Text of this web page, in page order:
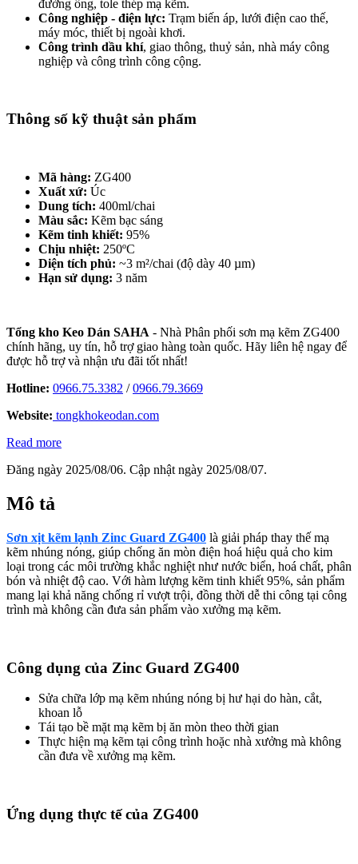
đường ống, tole thép mạ kẽm.
Công nghiệp - điện lực: Trạm biến áp, lưới điện cao thế,
máy móc, thiết bị ngoài khơi.
Công trình dầu khí, giao thông, thuỷ sản, nhà máy công
nghiệp và công trình công cộng.
Thông số kỹ thuật sản phẩm
Mã hàng: ZG400
Xuất xứ: Úc
Dung tích: 400ml/chai
Màu sắc: Kẽm bạc sáng
Kẽm tinh khiết: 95%
Chịu nhiệt: 250ºC
Diện tích phủ: ~3 m²/chai (độ dày 40 µm)
Hạn sử dụng: 3 năm
Tổng kho Keo Dán SAHA - Nhà Phân phối sơn mạ kẽm ZG400
chính hãng, uy tín, hỗ trợ giao hàng toàn quốc. Hãy liên hệ ngay để
được hỗ trợ và nhận ưu đãi tốt nhất!
Hotline: 0966.75.3382 /0966.79.3669
Website: tongkhokeodan.com
Read more
Đăng ngày 2025/08/06. Cập nhật ngày 2025/08/07.
Mô tả
Sơn xịt kẽm lạnh Zinc Guard ZG400 là giải pháp thay thế mạ
kẽm nhúng nóng, giúp chống ăn mòn điện hoá hiệu quả cho kim
loại trong các môi trường khắc nghiệt như nước biển, hoá chất, phân
bón và nhiệt độ cao. Với hàm lượng kẽm tinh khiết 95%, sản phẩm
mang lại khả năng chống rỉ vượt trội, đồng thời dễ thi công tại công
trình mà không cần đưa sản phẩm vào xưởng mạ kẽm.
Công dụng của Zinc Guard ZG400
Sửa chữa lớp mạ kẽm nhúng nóng bị hư hại do hàn, cắt,
khoan lỗ
Tái tạo bề mặt mạ kẽm bị ăn mòn theo thời gian
Thực hiện mạ kẽm tại công trình hoặc nhà xưởng mà không
cần đưa về xưởng mạ kẽm.
Ứng dụng thực tế của ZG400